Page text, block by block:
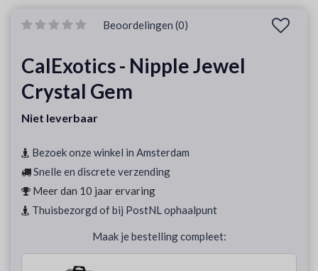
Beoordelingen (0)
CalExotics - Nipple Jewel
Crystal Gem
Niet leverbaar
Bezoek onze winkel in Amsterdam
Snelle en discrete verzending
Meer dan 10 jaar ervaring
Thuisbezorgd of bij PostNL ophaalpunt
Maak je bestelling compleet: